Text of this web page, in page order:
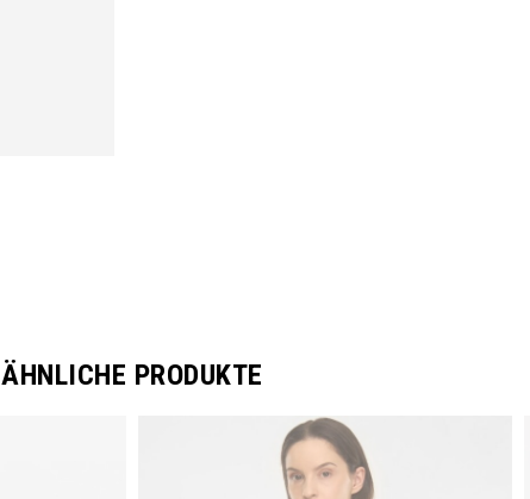
ÄHNLICHE PRODUKTE